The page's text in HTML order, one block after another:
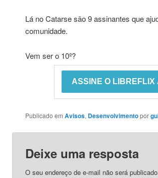
Lá no Catarse são 9 assinantes que
comunidade.
Vem ser o 10º?
Publicado em Avisos, Desenvolvimentopor
Deixe uma resposta
O seu endereço de e-mail não será